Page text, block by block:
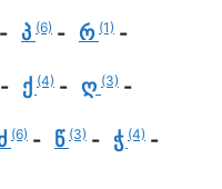
პ (6) რ (1)
ქ (4) ღ (3)
(6) წ (3) ჭ (4)